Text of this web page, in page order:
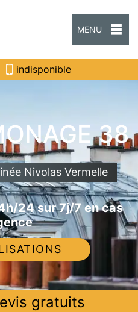
MENU
indisponible
38
Nivolas Vermelle
24 sur 7j/7 en cas
gratuits